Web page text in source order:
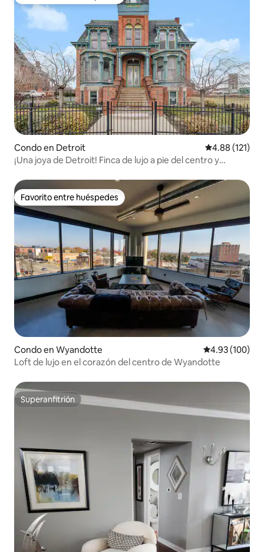
Condo en Detroit Calificación
4.88 (121)
¡Una joya de Detroit! Finca de lujo a pie del centro y
Favorito entre huéspedes
Favorito entre huéspedes
Condo en Wyandotte Calificación
4.93 (100)
Loft de lujo en el corazón del centro de Wyandotte
Superanfitrión
Superanfitrión